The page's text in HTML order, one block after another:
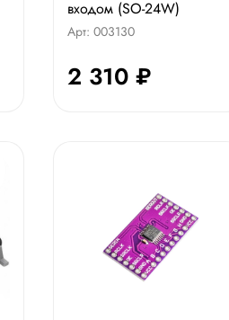
входом (SO-24W)
Арт: 003130
2 310 ₽